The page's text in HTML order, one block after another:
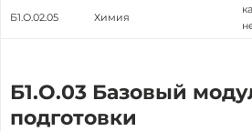
Б1.О.02.05 Химия
Б1.О.03 Базовый
подготовки